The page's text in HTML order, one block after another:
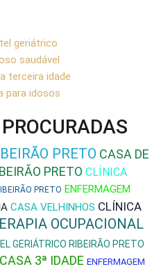
geriátrico
saudável
terceira idade
para idosos
PRETO CASA DE
PRETO CLÍNICA
PRETO ENFERMAGEM
CASA VELHINHOS CLÍNICA
OCUPACIONAL
GERIÁTRICO RIBEIRÃO PRETO
CASA 3ª IDADE ENFERMAGEM